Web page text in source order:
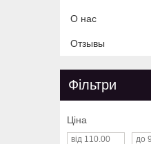
О нас
Отзывы
Фільтри
Ціна